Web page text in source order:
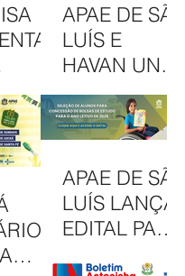
LUÍS
APAE DE SÃO
LUÍS E
HAVAN UNEM
PARCERIA
EM
CAMAPANHA
DE
SOLIDARIED
ADE
APAE DE SÃO
LUÍS LANÇA
EDITAL PARA